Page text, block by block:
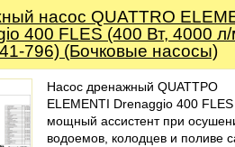
насос QUATTRO
400 FLES (400 Вт, 4000
796) (Бочковые насосы)
Насос дренажный QUATTРО
ЕLЕМЕNTI Drenaggio 400
мощный ассистент при
водоемов, колодцев и поливе